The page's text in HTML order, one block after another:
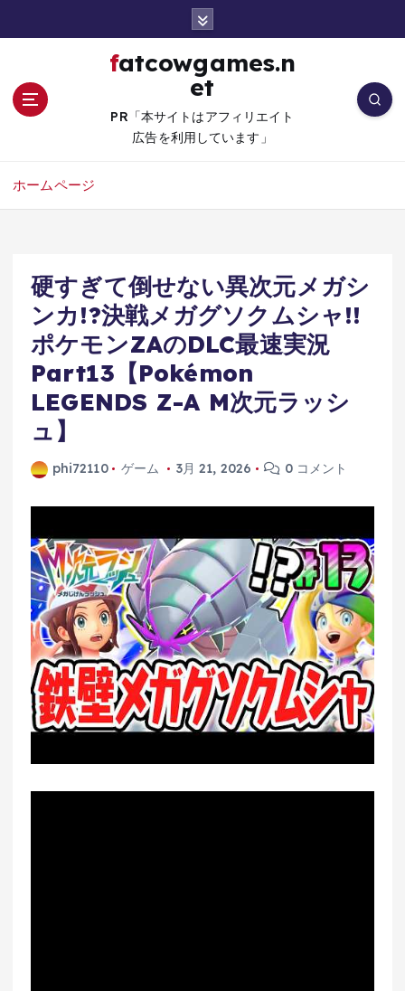
fatcowgames.n
et
PR「本サイトはアフィリエイト
広告を利用しています」
ホームページ
硬すぎて倒せない異次元メガシ
ンカ!?決戦メガグソクムシャ!!
ポケモンZAのDLC最速実況
Part13【Pokémon
LEGENDS Z-A M次元ラッシ
ュ】
phi72110 ゲーム 3月 21, 2026 0 コメント